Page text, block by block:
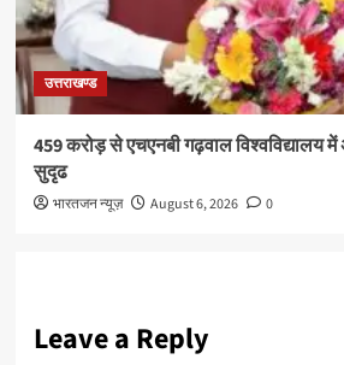
उत्तराखण्ड
459 करोड़ से एचएनबी गढ़वाल विश्वविद्यालय
सुदृढ
भारतजन न्यूज़ August 6, 2026 0
Leave a Reply